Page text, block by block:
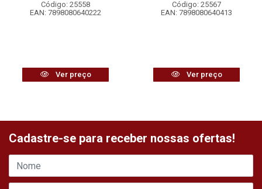
Código: 25558
EAN: 7898080640222
Ver preço
Código: 25567
EAN: 7898080640413
Ver preço
Cadastre-se para receber nossas ofertas!